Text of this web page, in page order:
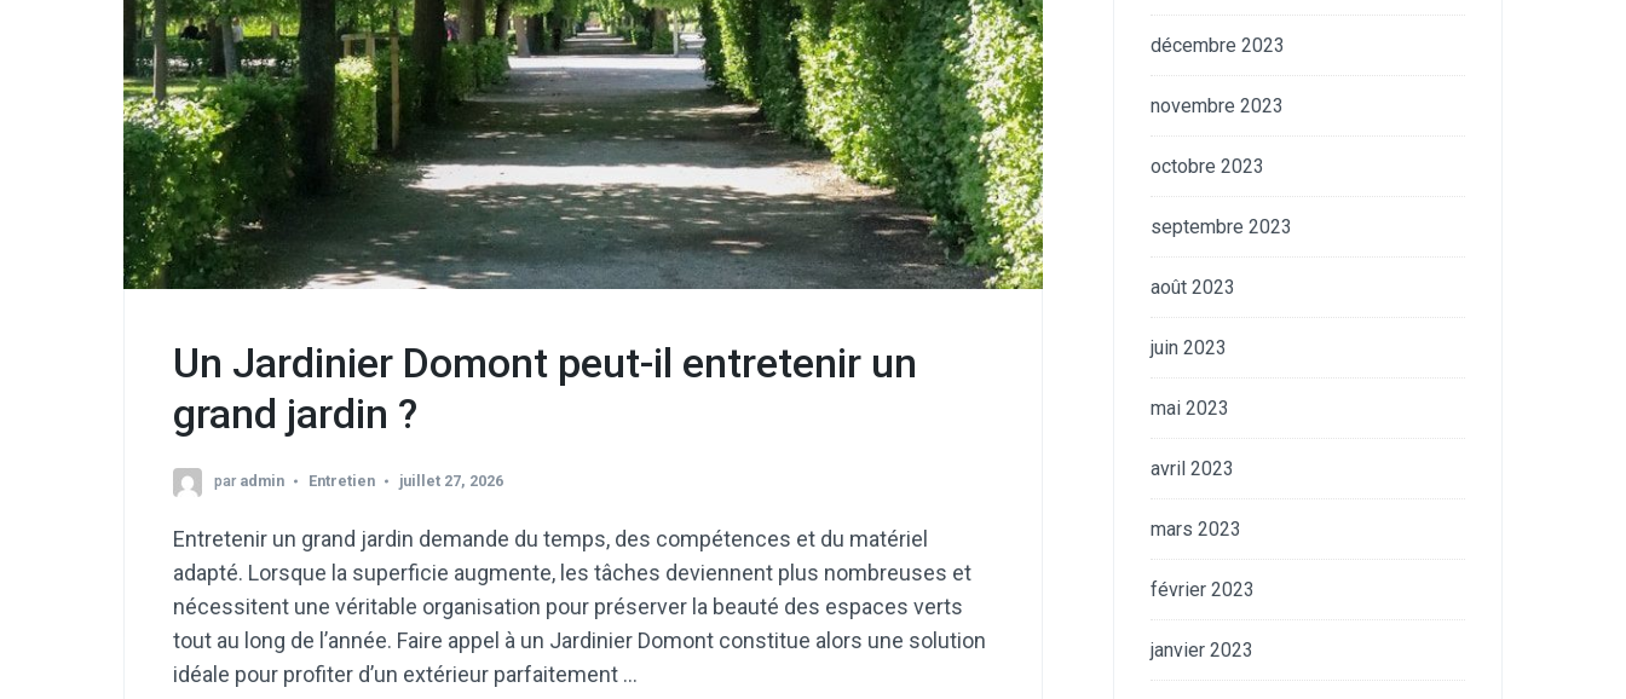
Un Jardinier Domont peut-il entretenir un
grand jardin ?
par admin Entretien juillet 27, 2026
Entretenir un grand jardin demande du temps, des compétences et du matériel
adapté. Lorsque la superficie augmente, les tâches deviennent plus nombreuses et
nécessitent une véritable organisation pour préserver la beauté des espaces verts
tout au long de l’année. Faire appel à un Jardinier Domont constitue alors une solution
idéale pour profiter d’un extérieur parfaitement …
décembre 2023
novembre 2023
octobre 2023
septembre 2023
août 2023
juin 2023
mai 2023
avril 2023
mars 2023
février 2023
janvier 2023